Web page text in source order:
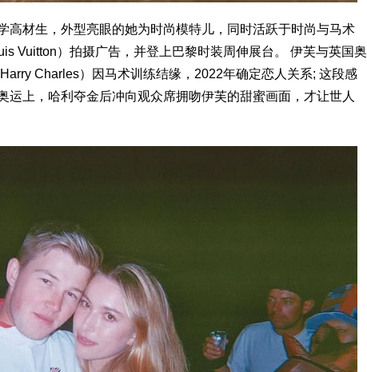
高材生，外型亮眼的她为时尚模特儿，同时活跃于时尚与马术
Vuitton）拍摄广告，并登上巴黎时装周伸展台。 伊芙与英国奥
Charles）因马术训练结缘，2022年确定恋人关系; 这段感
运上，哈利夺金后冲向观众席拥吻伊芙的甜蜜画面，才让世人